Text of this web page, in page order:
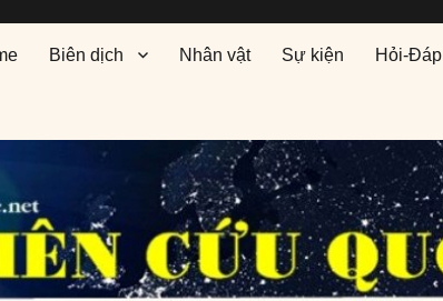
Biên dịch Nhân vật Sự kiện Hỏi-Đáp